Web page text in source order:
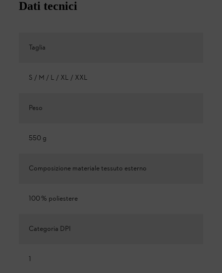
Dati tecnici
Taglia
S / M / L / XL / XXL
Peso
550 g
Composizione materiale tessuto esterno
100 % poliestere
Categoria DPI
1